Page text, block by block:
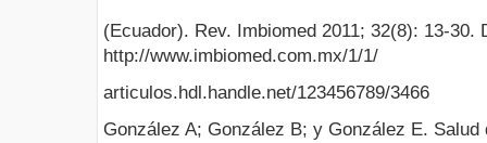
(Ecuador). Rev. Imbiomed 2011; 32(8): 13-30.
http://www.imbiomed.com.mx/1/1/
articulos.hdl.handle.net/123456789/3466
González A; González B; y González E.